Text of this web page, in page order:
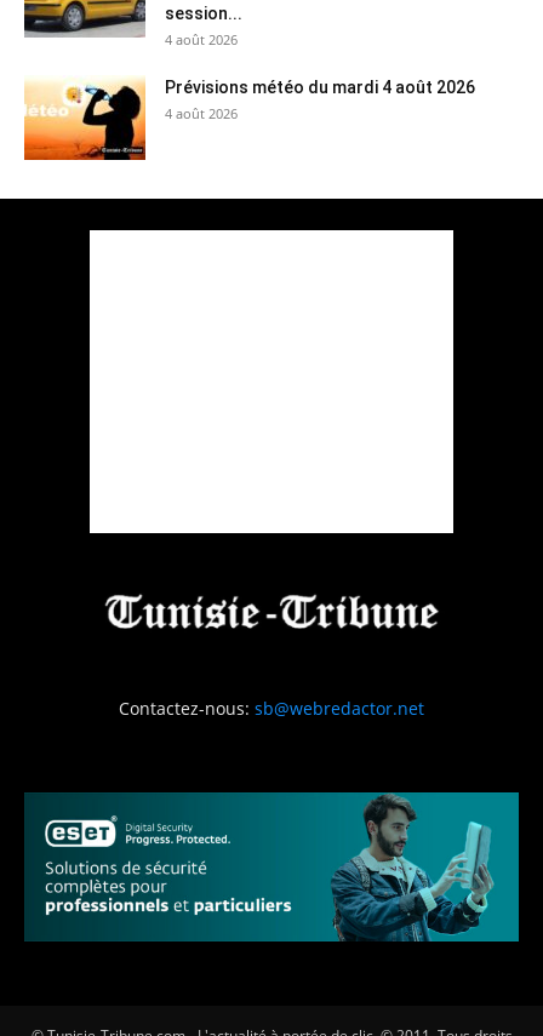
session...
4 août 2026
Prévisions météo du mardi 4 août 2026
4 août 2026
Contactez-nous: sb@webredactor.net